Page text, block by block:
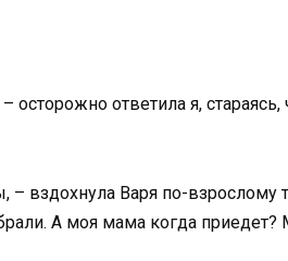
осторожно ответила я,
– вздохнула Варя по-взрослому
А моя мама когда